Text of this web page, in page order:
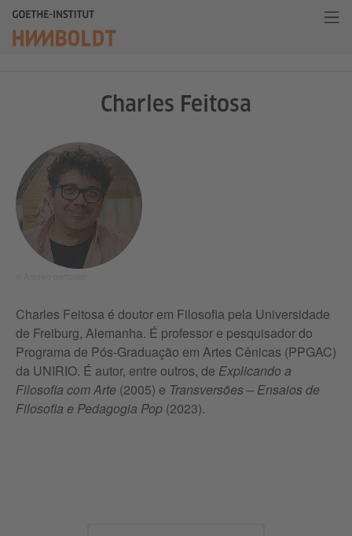
Charles Feitosa
Charles Feitosa é doutor em Filosofia pela Universidade
de Freiburg, Alemanha. É professor e pesquisador do
Programa de Pós-Graduação em Artes Cênicas (PPGAC)
da UNIRIO. É autor, entre outros, de Explicando a
Filosofia com Arte (2005) e Transversões – Ensaios de
Filosofia e Pedagogia Pop (2023).